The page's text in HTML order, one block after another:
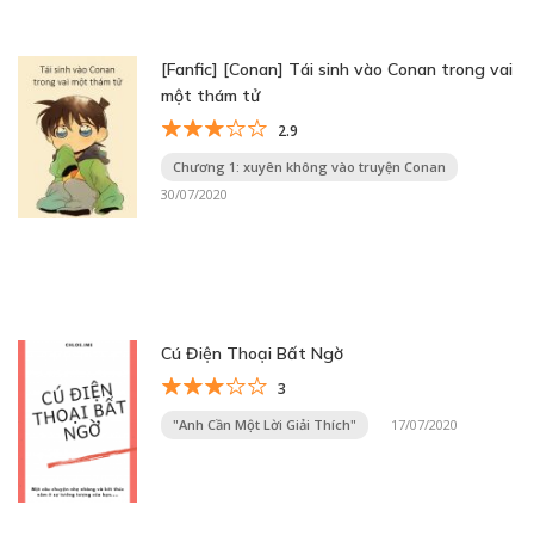
[Fanfic] [Conan] Tái sinh vào Conan trong vai
một thám tử
2.9
Chương 1: xuyên không vào truyện Conan
30/07/2020
Cú Điện Thoại Bất Ngờ
3
"Anh Cần Một Lời Giải Thích" 17/07/2020